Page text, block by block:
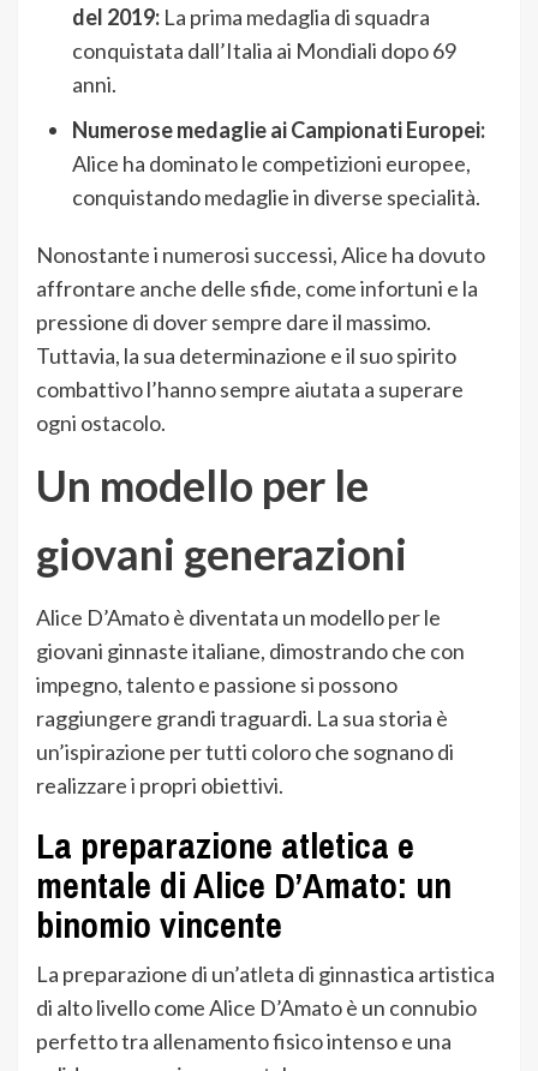
del 2019: La prima medaglia di squadra
conquistata dall’Italia ai Mondiali dopo 69
anni.
Numerose medaglie ai Campionati Europei:
Alice ha dominato le competizioni europee,
conquistando medaglie in diverse specialità.
Nonostante i numerosi successi, Alice ha dovuto
affrontare anche delle sfide, come infortuni e la
pressione di dover sempre dare il massimo.
Tuttavia, la sua determinazione e il suo spirito
combattivo l’hanno sempre aiutata a superare
ogni ostacolo.
Un modello per le
giovani generazioni
Alice D’Amato è diventata un modello per le
giovani ginnaste italiane, dimostrando che con
impegno, talento e passione si possono
raggiungere grandi traguardi. La sua storia è
un’ispirazione per tutti coloro che sognano di
realizzare i propri obiettivi.
La preparazione atletica e
mentale di Alice D’Amato: un
binomio vincente
La preparazione di un’atleta di ginnastica artistica
di alto livello come Alice D’Amato è un connubio
perfetto tra allenamento fisico intenso e una